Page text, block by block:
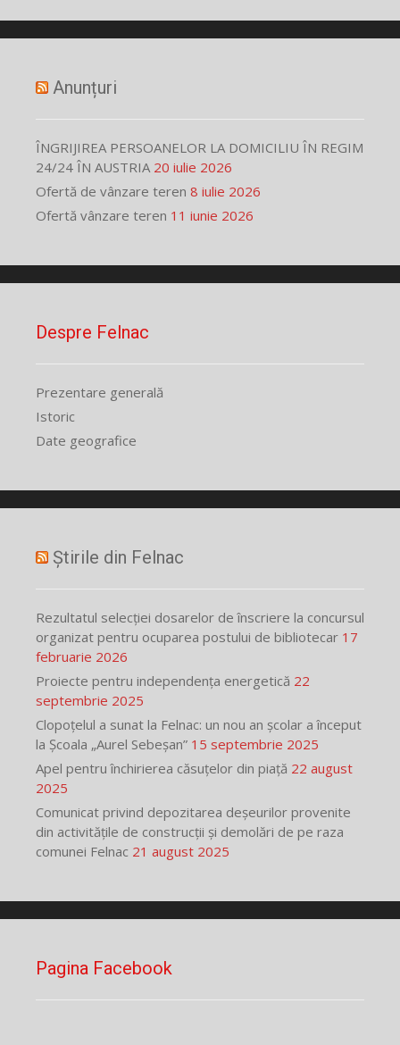
Anunțuri
ÎNGRIJIREA PERSOANELOR LA DOMICILIU ÎN REGIM
24/24 ÎN AUSTRIA 20 iulie 2026
Ofertă de vânzare teren 8 iulie 2026
Ofertă vânzare teren 11 iunie 2026
Despre Felnac
Prezentare generală
Istoric
Date geografice
Știrile din Felnac
Rezultatul selecției dosarelor de înscriere la concursul
organizat pentru ocuparea postului de bibliotecar 17
februarie 2026
Proiecte pentru independența energetică 22
septembrie 2025
Clopoțelul a sunat la Felnac: un nou an școlar a început
la Școala „Aurel Sebeșan” 15 septembrie 2025
Apel pentru închirierea căsuțelor din piață 22 august
2025
Comunicat privind depozitarea deșeurilor provenite
din activitățile de construcții și demolări de pe raza
comunei Felnac 21 august 2025
Pagina Facebook